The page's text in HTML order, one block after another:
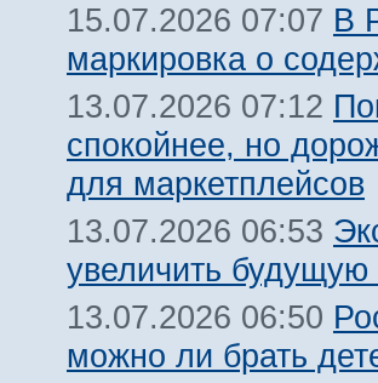
15.07.2026 07:07 В
маркировка о
13.07.2026 07:12
спокойнее, но
для маркетплейсов
13.07.2026 06:53
увеличить
13.07.2026 06:50
можно ли брать